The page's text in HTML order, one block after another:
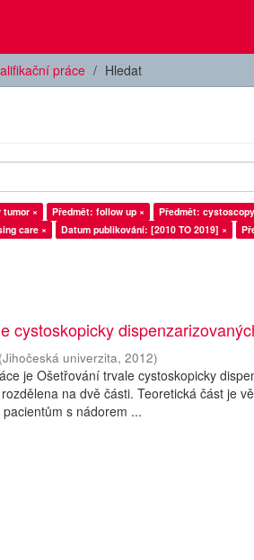
práce Hledat
tumor × Předmět: follow up × Předmět:
care × Datum publikování: [2010 TO 2019] ×
cystoskopicky
(Jihočeská univerzita,2012)
je Ošetřování trvale cystoskopicky
na dvě části. Teoretická část je
s nádorem ...